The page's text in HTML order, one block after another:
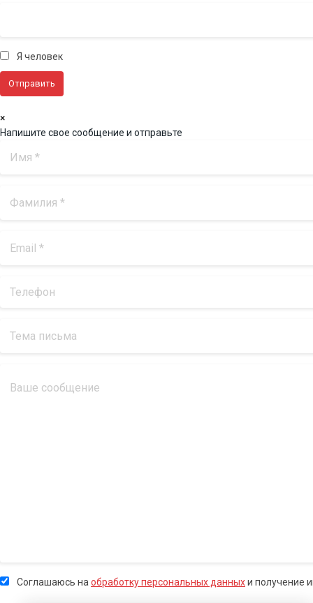
Я человек
×
Напишите свое сообщение и отправьте
Соглашаюсь наобработку персональных данныхи получение